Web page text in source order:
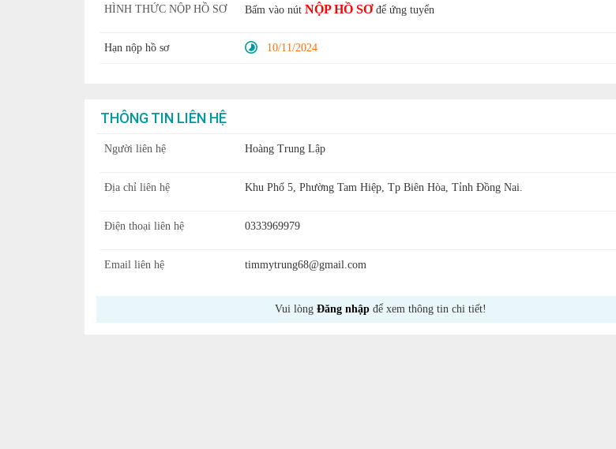
HÌNH THỨC NỘP HỒ SƠ Bấm vào nút NỘP HỒ SƠđể ứng tuyển
Hạn nộp hồ sơ 10/11/2024
THÔNG TIN LIÊN HỆ
Người liên hệ Hoàng Trung Lập
Địa chỉ liên hệ Khu Phố 5, Phường Tam Hiệp, Tp Biên Hòa, Tỉnh Đồng Nai.
Điện thoại liên hệ 0333969979
Email liên hệ timmytrung68@gmail.com
Vui lòng Đăng nhập để xem thông tin chi tiết!